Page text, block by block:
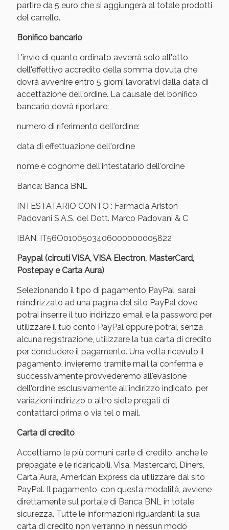
partire da 5 euro che si aggiungerà al totale prodotti
del carrello.
Bonifico bancario
L'invio di quanto ordinato avverrà solo all'atto
dell'effettivo accredito della somma dovuta che
dovrà avvenire entro 5 giorni lavorativi dalla data di
accettazione dell'ordine. La causale del bonifico
bancario dovrà riportare:
numero di riferimento dell'ordine:
data di effettuazione dell'ordine
nome e cognome dell'intestatario dell'ordine
Banca: Banca BNL
INTESTATARIO CONTO : Farmacia Ariston
Padovani S.A.S. del Dott. Marco Padovani & C
IBAN: IT56O0100503406000000005822
Paypal (circuti VISA, VISA Electron, MasterCard,
Postepay e Carta Aura)
Selezionando il tipo di pagamento PayPal, sarai
reindirizzato ad una pagina del sito PayPal dove
potrai inserire il tuo indirizzo email e la password per
utilizzare il tuo conto PayPal oppure potrai, senza
alcuna registrazione, utilizzare la tua carta di credito
per concludere il pagamento. Una volta ricevuto il
pagamento, invieremo tramite mail la conferma e
successivamente provvederemo all'evasione
dell'ordine esclusivamente all'indirizzo indicato, per
variazioni indirizzo o altro siete pregati di
contattarci prima o via tel o mail.
Carta di credito
Accettiamo le più comuni carte di credito, anche le
prepagate e le ricaricabili, Visa, Mastercard, Diners,
Carta Aura, American Express da utilizzare dal sito
PayPal. Il pagamento, con questa modalità, avviene
direttamente sul portale di Banca BNL in totale
sicurezza. Tutte le informazioni riguardanti la sua
carta di credito non verranno in nessun modo
Sconto fino al 55% disponibile oggi!
Vie Urinarie e Prostata: Sconti fino al 45% oggi!
Benessere Intestinale: Sconto fino al 55% valido